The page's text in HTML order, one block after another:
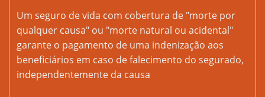
Um seguro de vida com cobertura de "morte por
qualquer causa" ou "morte natural ou acidental"
garante o pagamento de uma indenização aos
beneficiários em caso de falecimento do segurado,
independentemente da causa